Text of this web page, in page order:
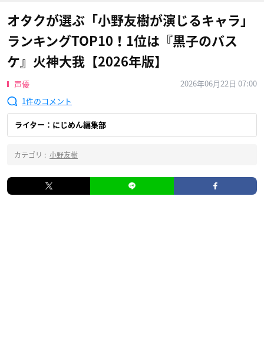
オタクが選ぶ「小野友樹が演じるキャラ」
ランキングTOP10！1位は『黒子のバス
ケ』火神大我【2026年版】
声優
2026年06月22日 07:00
1
ライター：にじめん編集部
カテゴリ : 小野友樹